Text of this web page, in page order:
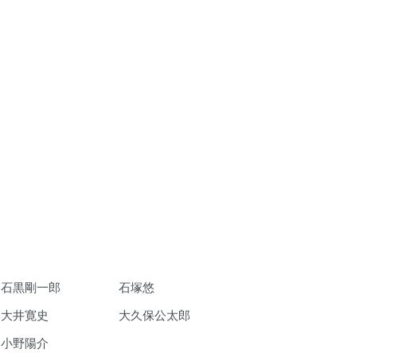
石黒剛一郎
石塚悠
大井寛史
大久保公太郎
小野陽介